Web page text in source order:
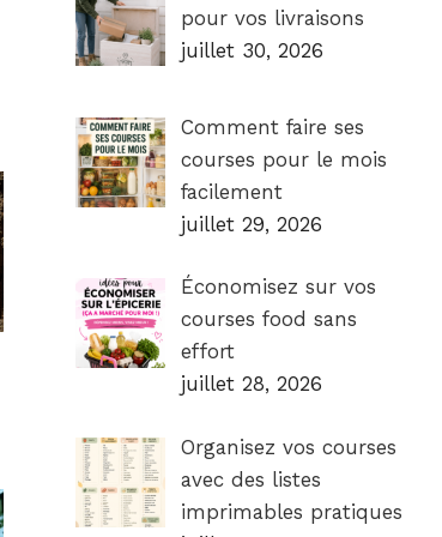
pour vos livraisons
juillet 30, 2026
Comment faire ses
courses pour le mois
facilement
juillet 29, 2026
Économisez sur vos
courses food sans
effort
juillet 28, 2026
Organisez vos courses
avec des listes
imprimables pratiques